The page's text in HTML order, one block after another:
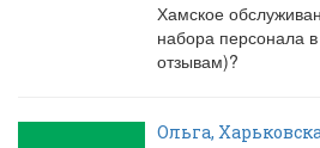
Хамское
набора персонала
отзывам)?
Ольга,